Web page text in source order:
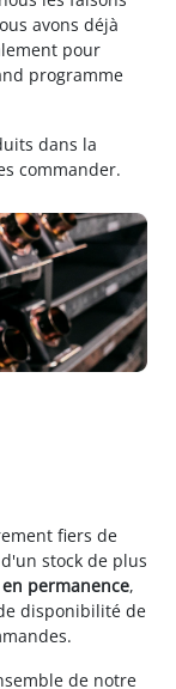
avons déjà
pour
programme
dans la
commander.
fiers de
stock de plus
permanence,
disponibilité de
de notre